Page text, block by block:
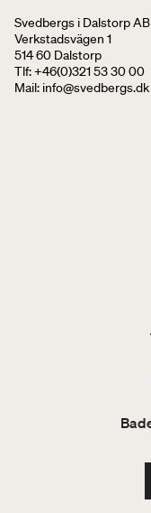
Svedbergs i Dalstorp AB
Verkstadsvägen 1
514 60 Dalstorp
Tlf: +46(0)321 53 30 00
Mail: info@svedbergs.dk